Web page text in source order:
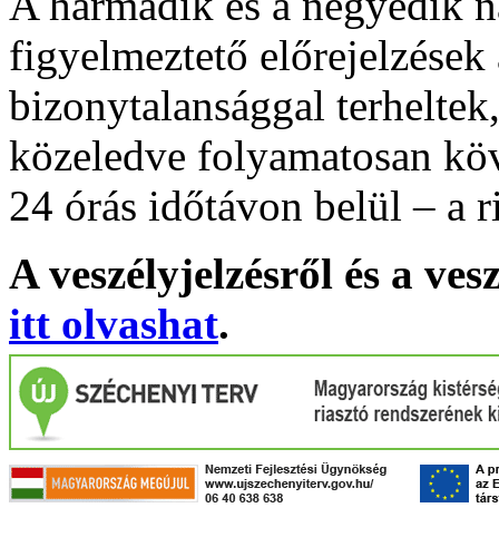
figyelmeztető
bizonytalansággal
közeledve folyamatosan
24 órás időtávon belül – a
A veszélyjelzésről és a
itt olvashat.